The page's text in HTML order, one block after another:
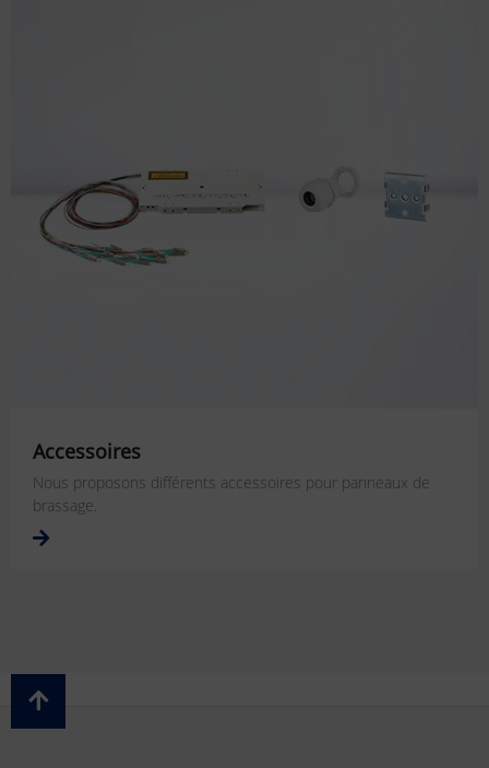
Accessoires
Nous proposons différents accessoires pour panneaux de
brassage.